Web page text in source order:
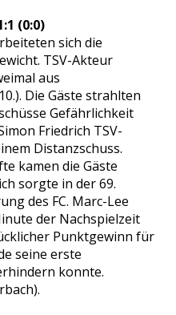
(0:0)
sich die
TSV-Akteur
aus
Die Gäste strahlten
Gefährlichkeit
Friedrich TSV-
Distanzschuss.
kamen die Gäste
sorgte in der 69.
des FC. Marc-Lee
der Nachspielzeit
Punktgewinn für
seine erste
konnte.